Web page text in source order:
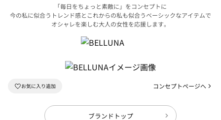
「毎日をちょっと素敵に」をコンセプトに
今の私に似合うトレンド感とこれからの私も似合うベーシックなアイテムで
オシャレを楽しむ大人の女性を応援します。
コンセプトページへ
ブランドトップ